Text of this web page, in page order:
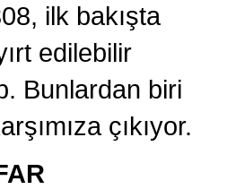
ilk bakışta
edilebilir
Bunlardan biri
çıkıyor.